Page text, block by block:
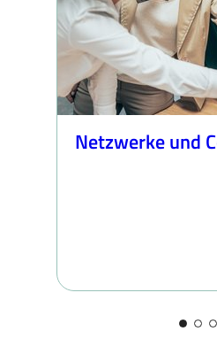
Netzwerke und